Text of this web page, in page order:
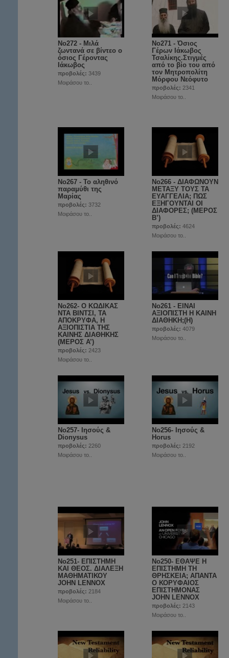
No272 - Μιλά
ζωντανά σε βίντεο ο
όσιος Γέροντας
Ιάκωβος
προβολές: 3439
Μοιράσου το..
No271 - Όσιος
Γέρων Ιάκωβος
Τσαλίκης.Στιγμές
από το βίο του από
τον Μητροπολίτη
Μόρφου Νεόφυτο
προβολές: 2341
Μοιράσου το..
No267 - Το αληθινό
παραμύθι της
Μαρίας
προβολές: 3732
Μοιράσου το..
No266 - ΔΙΑΦΩΝΟΥΝ
ΜΕΤΑΞΥ ΤΟΥΣ ΤΑ
ΕΥΑΓΓΕΛΙΑ; ΠΩΣ
ΕΞΗΓΟΥΝΤΑΙ ΟΙ
ΔΙΑΦΟΡΕΣ; (ΜΕΡΟΣ
Β’)
προβολές: 4624
Μοιράσου το..
No262- Ο ΚΩΔΙΚΑΣ
ΝΤΑ ΒΙΝΤΣΙ, ΤΑ
ΑΠΟΚΡΥΦΑ, Η
ΑΞΙΟΠΙΣΤΙΑ ΤΗΣ
ΚΑΙΝΗΣ ΔΙΑΘΗΚΗΣ
(ΜΕΡΟΣ A’)
προβολές: 2423
Μοιράσου το..
No261 - ΕΙΝΑΙ
ΑΞΙΟΠΙΣΤΗ Η ΚΑΙΝΗ
ΔΙΑΘΗΚΗ;(Η)
προβολές: 4079
Μοιράσου το..
No257- Ιησούς &
Dionysus
προβολές: 2260
Μοιράσου το..
No256- Ιησούς &
Horus
προβολές: 2192
Μοιράσου το..
No251- ΕΠΙΣΤΗΜΗ
ΚΑΙ ΘΕΟΣ. ΔΙΑΛΕΞΗ
ΜΑΘΗΜΑΤΙΚΟΥ
JOHN LENNOX
προβολές: 2184
Μοιράσου το..
Νο250- ΕΘΑΨΕ Η
ΕΠΙΣΤΗΜΗ ΤΗ
ΘΡΗΣΚΕΙΑ; ΑΠΑΝΤΑ
Ο ΚΟΡΥΦΑΙΟΣ
EΠΙΣΤΗΜΟΝΑΣ
JOHN LENNOX
προβολές: 2143
Μοιράσου το..